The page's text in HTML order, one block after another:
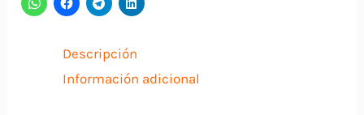
cantidad
Descripción
Información adicional